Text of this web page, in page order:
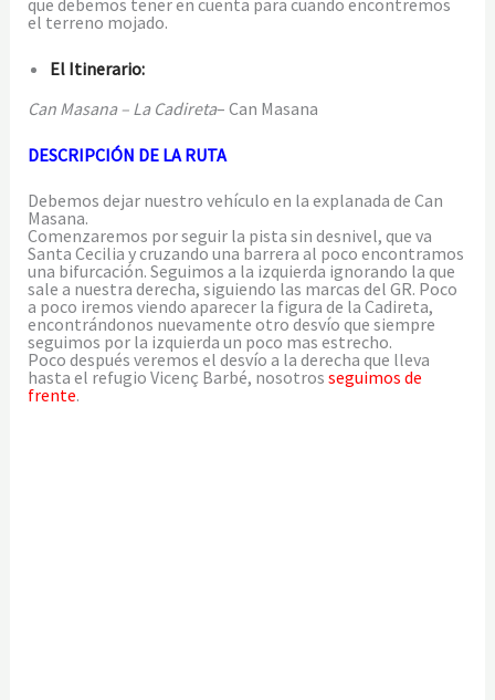
que debemos tener en cuenta para cuando encontremos
el terreno mojado.
El Itinerario:
Can Masana – La Cadireta– Can Masana
DESCRIPCIÓN DE LA RUTA
Debemos dejar nuestro vehículo en la explanada de Can
Masana.
Comenzaremos por seguir la pista sin desnivel, que va
Santa Cecilia y cruzando una barrera al poco encontramos
una bifurcación. Seguimos a la izquierda ignorando la que
sale a nuestra derecha, siguiendo las marcas del GR. Poco
a poco iremos viendo aparecer la figura de la Cadireta,
encontrándonos nuevamente otro desvío que siempre
seguimos por la izquierda un poco mas estrecho.
Poco después veremos el desvío a la derecha que lleva
hasta el refugio Vicenç Barbé, nosotros seguimos de
frente.